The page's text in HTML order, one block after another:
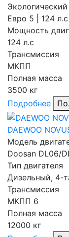
Экологический
Евро 5 | 124
Мощность
124 л.с
Трансмиссия
МКПП
Полная масса
3500 кг
Подробнее
DAEWOO
Модель
Doosan DL06/
Тип двигателя
Дизельный, 4-
Трансмиссия
МКПП 6
Полная масса
12000 кг